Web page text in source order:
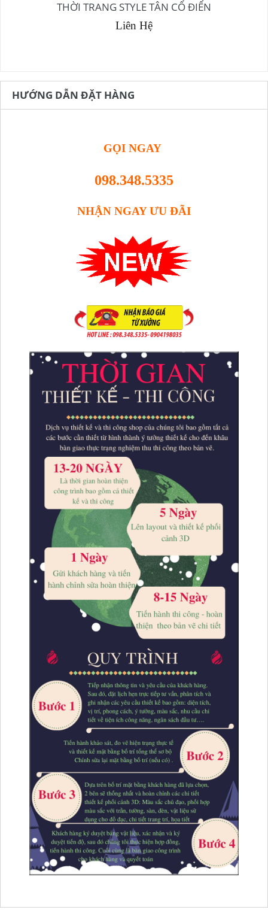
THỜI TRANG STYLE TÂN CỔ ĐIỂN
Liên Hệ
HƯỚNG DẪN ĐẶT HÀNG
GỌI NGAY
098.348.5335
NHẬN NGAY ƯU ĐÃI